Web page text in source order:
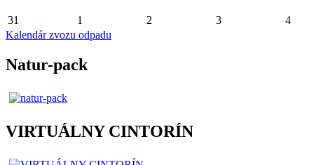
31 1 2 3
4
Kalendár zvozu odpadu
Natur-pack
VIRTUÁLNY CINTORÍN